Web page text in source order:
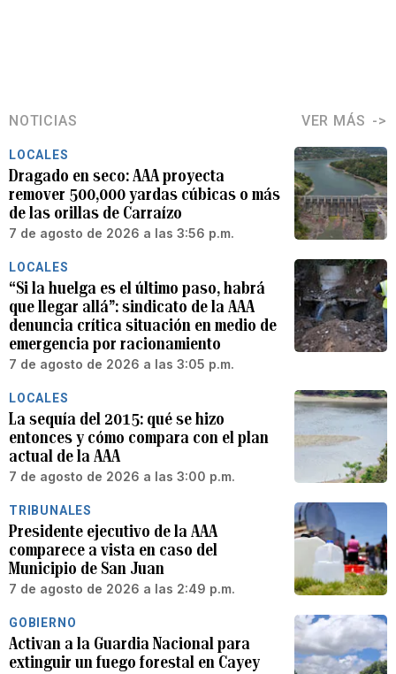
NOTICIAS VER MÁS
LOCALES
Dragado en seco: AAA proyecta
remover 500,000 yardas cúbicas o más
de las orillas de Carraízo
7 de agosto de 2026 a las 3:56 p.m.
LOCALES
“Si la huelga es el último paso, habrá
que llegar allá”: sindicato de la AAA
denuncia crítica situación en medio de
emergencia por racionamiento
7 de agosto de 2026 a las 3:05 p.m.
LOCALES
La sequía del 2015: qué se hizo
entonces y cómo compara con el plan
actual de la AAA
7 de agosto de 2026 a las 3:00 p.m.
TRIBUNALES
Presidente ejecutivo de la AAA
comparece a vista en caso del
Municipio de San Juan
7 de agosto de 2026 a las 2:49 p.m.
GOBIERNO
Activan a la Guardia Nacional para
extinguir un fuego forestal en Cayey